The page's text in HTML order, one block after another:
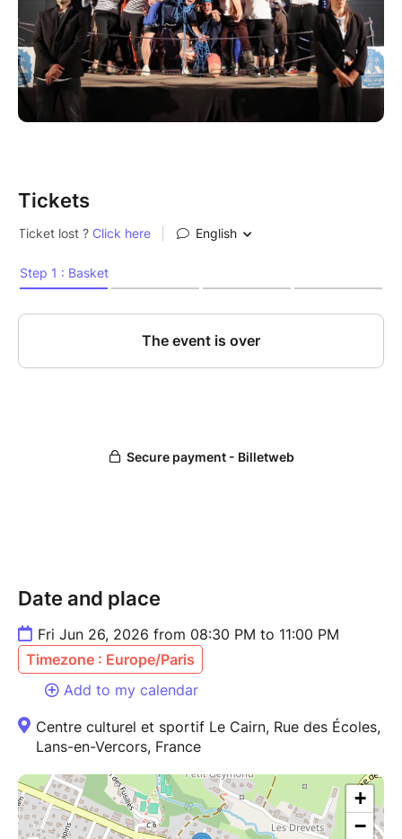
personne = 1 place. Les enfants ne peuvent pas être
sur les genoux pendant le spectacle pour des
questions de respect de jauge et de sécurité.
Tickets
Date and place
Fri Jun 26, 2026 from 08:30 PM to 11:00 PM
Timezone : Europe/Paris
Add to my calendar
Centre culturel et sportif Le Cairn, Rue des Écoles,
Lans-en-Vercors, France
+
−